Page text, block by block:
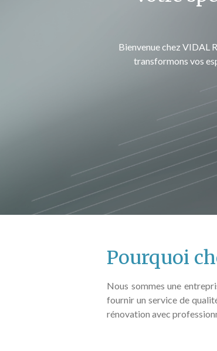
Bienvenue chez VIDAL
transformons vos
Pourquoi
Nous sommes une
fournir un service de
rénovation avec